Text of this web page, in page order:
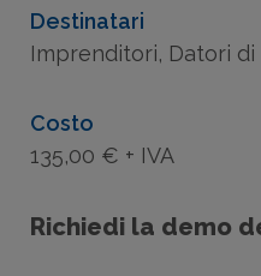
Destinatari
Imprenditori, Datori di
Costo
135,00 € + IVA
Richiedi la demo